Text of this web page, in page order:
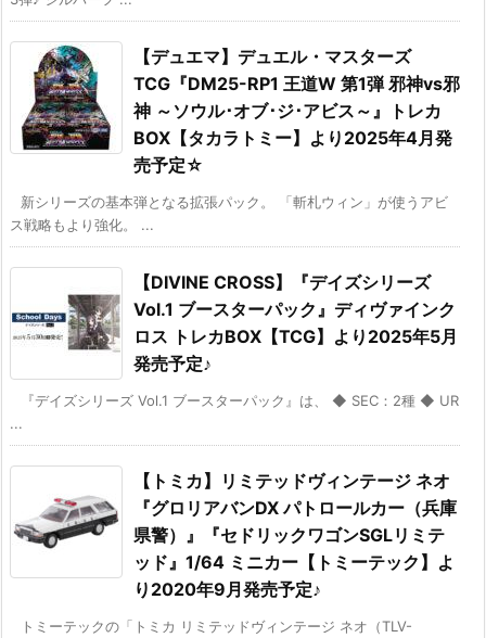
【デュエマ】デュエル・マスターズ
TCG『DM25-RP1 王道W 第1弾 邪神vs邪
神 ～ソウル･オブ･ジ･アビス～』トレカ
BOX【タカラトミー】より2025年4月発
売予定☆
新シリーズの基本弾となる拡張パック。 「斬札ウィン」が使うアビ
ス戦略もより強化。 ...
【DIVINE CROSS】『デイズシリーズ
Vol.1 ブースターパック』ディヴァインク
ロス トレカBOX【TCG】より2025年5月
発売予定♪
『デイズシリーズ Vol.1 ブースターパック』は、 ◆ SEC：2種 ◆ UR
...
【トミカ】リミテッドヴィンテージ ネオ
『グロリアバンDX パトロールカー（兵庫
県警）』『セドリックワゴンSGLリミテ
ッド』1/64 ミニカー【トミーテック】よ
り2020年9月発売予定♪
トミーテックの「トミカ リミテッドヴィンテージ ネオ（TLV-